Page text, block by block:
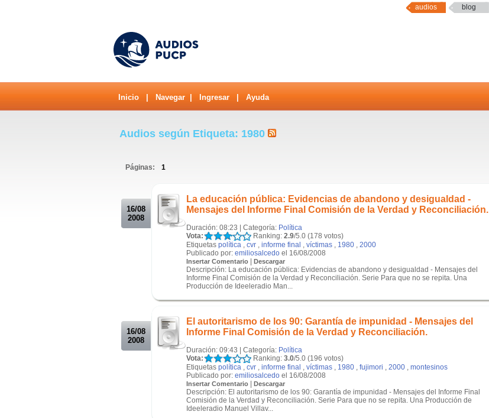
audios blog
Inicio Navegar Ingresar Ayuda
Audios según Etiqueta: 1980
Páginas: 1
16/08
2008
La educación pública: Evidencias de abandono y desigualdad -
Mensajes del Informe Final Comisión de la Verdad y Reconciliación.
Duración: 08:23 | Categoría: Política
Vota:
Ranking: 2.9/5.0 (178 votos)
Etiquetas política , cvr , informe final , víctimas , 1980 , 2000
Publicado por: emiliosalcedo el 16/08/2008
Insertar Comentario | Descargar
Descripción: La educación pública: Evidencias de abandono y desigualdad - Mensajes del
Informe Final Comisión de la Verdad y Reconciliación. Serie Para que no se repita. Una
Producción de Ideeleradio Man...
16/08
2008
El autoritarismo de los 90: Garantía de impunidad - Mensajes del
Informe Final Comisión de la Verdad y Reconciliación.
Duración: 09:43 | Categoría: Política
Vota:
Ranking: 3.0/5.0 (196 votos)
Etiquetas política , cvr , informe final , víctimas , 1980 , fujimori , 2000 , montesinos
Publicado por: emiliosalcedo el 16/08/2008
Insertar Comentario | Descargar
Descripción: El autoritarismo de los 90: Garantía de impunidad - Mensajes del Informe Final
Comisión de la Verdad y Reconciliación. Serie Para que no se repita. Una Producción de
Ideeleradio Manuel Villav...